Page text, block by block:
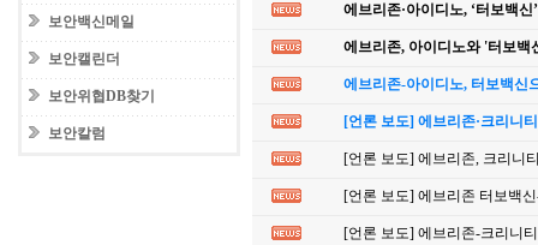
보안백신메일
보안캘린더
보안위협DB찾기
보안칼럼
에브리존·아이디노, ‘터보백신
에브리존, 아이디노와 '터보백
에브리존-아이디노, 터보백신
[언론 보도] 에브리존·크리니
[언론 보도] 에브리존, 크리니
[언론 보도] 에브리존 터보백
[언론 보도] 에브리존-크리니